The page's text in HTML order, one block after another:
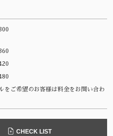
をご希望のお客様は料金をお問い合わ
CHECK LIST